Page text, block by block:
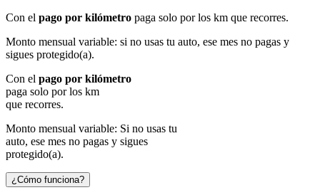
Con el pago por kilómetro paga solo por los km que recorres.
Monto mensual variable: si no usas tu auto, ese mes no pagas y
sigues protegido(a).
Con el pago por kilómetro
paga solo por los km
que recorres.
Monto mensual variable: Si no usas tu
auto, ese mes no pagas y sigues
protegido(a).
¿Cómo funciona?